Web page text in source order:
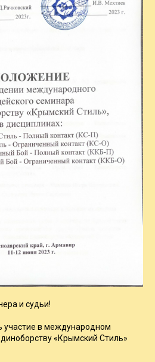
и судьи!
участие в международном
«Крымский Стиль»